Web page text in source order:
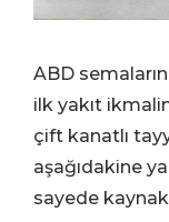
ABD
ilk yakıt
çift kanatlı
aşağıdakine
sayede